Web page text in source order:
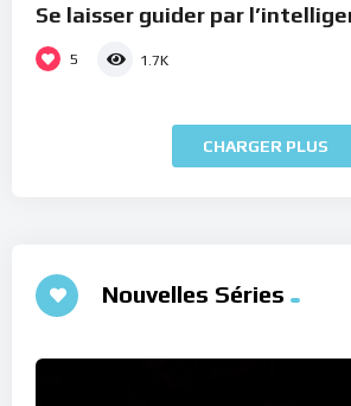
Se laisser guider par
5 1.7K
CHARGER PLUS
Nouvelles Séries